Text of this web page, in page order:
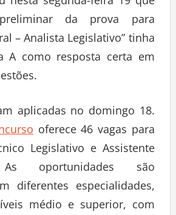
nesta segunda-feira 19 que
da prova para
– Analista Legislativo” tinha
A como resposta certa em
aplicadas no domingo 18.
oferece 46 vagas para
Legislativo e Assistente
As oportunidades são
diferentes especialidades,
médio e superior, com